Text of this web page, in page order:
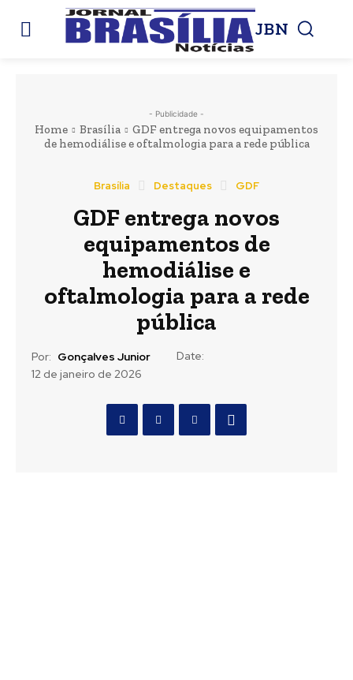
JBN
- Publicidade -
Home Brasília
GDF entrega novos equipamentos
de hemodiálise e oftalmologia para a rede pública
Brasília Destaques GDF
GDF entrega novos
equipamentos de
hemodiálise e
oftalmologia para a rede
pública
Por: Gonçalves Junior
Date:
12 de janeiro de 2026